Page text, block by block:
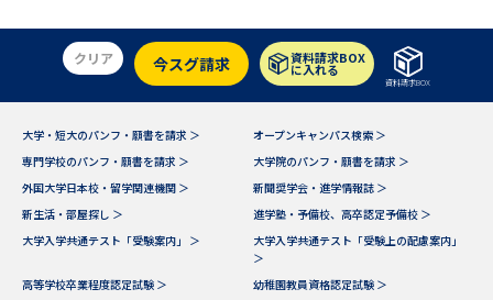
志望校・出願校を調べる
先輩が入学を決めた理由 テレメール全国一斉進学調査
新生活お役立ちガイド
クリア 今スグ請求 資料請求BOX
に入れる
資料請求BOX
大学・短大のパンフ・願書を請求 ＞
オープンキャンパス検索 ＞
専門学校のパンフ・願書を請求 ＞
大学院のパンフ・願書を請求 ＞
外国大学日本校・留学関連機関 ＞
新聞奨学会・進学情報誌 ＞
新生活・部屋探し ＞
進学塾・予備校、高卒認定予備校 ＞
大学入学共通テスト「受験案内」 ＞
大学入学共通テスト「受験上の配慮案内」
＞
高等学校卒業程度認定試験 ＞
幼稚園教員資格認定試験 ＞